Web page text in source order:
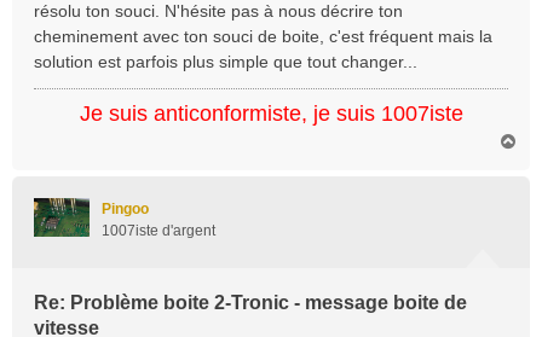
g
e
résolu ton souci. N'hésite pas à nous décrire ton
cheminement avec ton souci de boite, c'est fréquent mais la
solution est parfois plus simple que tout changer...
Je suis anticonformiste, je suis 1007iste
Pingoo
1007iste d'argent
Re: Problème boite 2-Tronic - message boite de
vitesse